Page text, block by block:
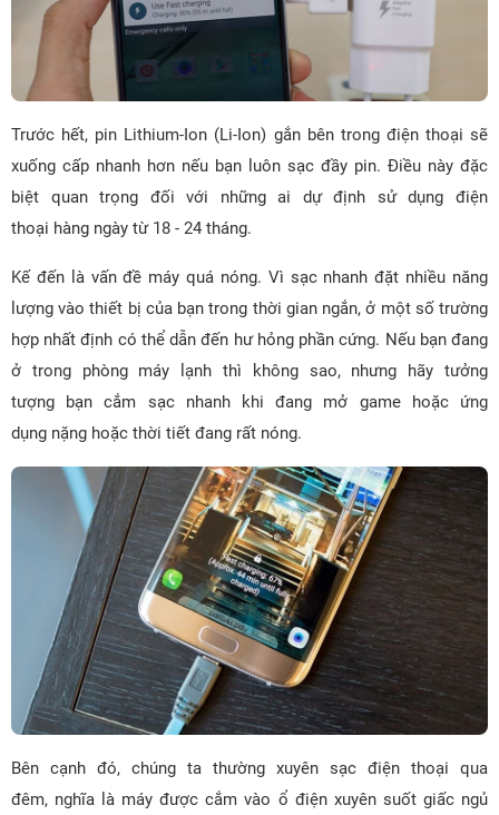
Trước hết, pin Lithium-Ion (Li-Ion) gắn bên trong điện thoại sẽ
xuống cấp nhanh hơn nếu bạn luôn sạc đầy pin. Điều này đặc
biệt quan trọng đối với những ai dự định sử dụng điện
thoại hàng ngày từ 18 - 24 tháng.
Kế đến là vấn đề máy quá nóng. Vì sạc nhanh đặt nhiều năng
lượng vào thiết bị của bạn trong thời gian ngắn, ở một số trường
hợp nhất định có thể dẫn đến hư hỏng phần cứng. Nếu bạn đang
ở trong phòng máy lạnh thì không sao, nhưng hãy tưởng
tượng bạn cắm sạc nhanh khi đang mở game hoặc ứng
dụng nặng hoặc thời tiết đang rất nóng.
Bên cạnh đó, chúng ta thường xuyên sạc điện thoại qua
đêm, nghĩa là máy được cắm vào ổ điện xuyên suốt giấc ngủ